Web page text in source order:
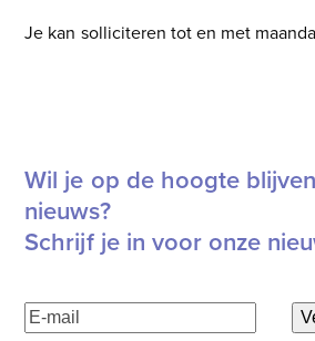
Je kan solliciteren tot en met
Wil je op de hoogte
nieuws?
Schrijf je in voor onze
E-